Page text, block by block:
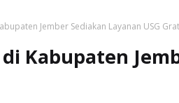
Jember Sediakan Layanan USG
di Kabupaten